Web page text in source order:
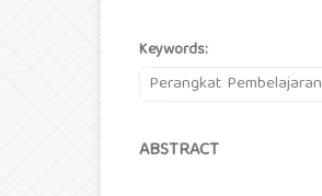
Keywords:
Perangkat Pembelajaran
ABSTRACT